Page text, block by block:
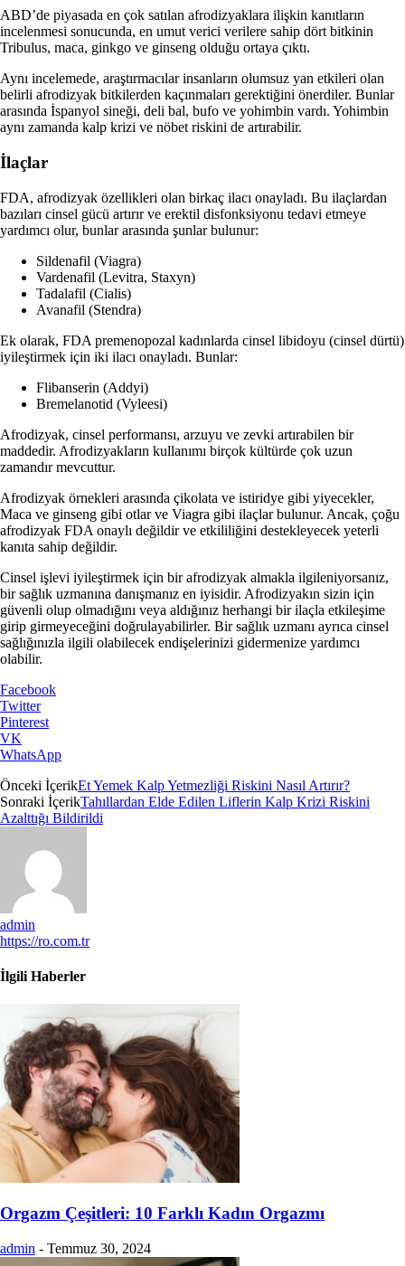
ABD’de piyasada en çok satılan afrodizyaklara ilişkin kanıtların
incelenmesi sonucunda, en umut verici verilere sahip dört bitkinin
Tribulus, maca, ginkgo ve ginseng olduğu ortaya çıktı.
Aynı incelemede, araştırmacılar insanların olumsuz yan etkileri olan
belirli afrodizyak bitkilerden kaçınmaları gerektiğini önerdiler. Bunlar
arasında İspanyol sineği, deli bal, bufo ve yohimbin vardı. Yohimbin
aynı zamanda kalp krizi ve nöbet riskini de artırabilir.
İlaçlar
FDA, afrodizyak özellikleri olan birkaç ilacı onayladı. Bu ilaçlardan
bazıları cinsel gücü artırır ve erektil disfonksiyonu tedavi etmeye
yardımcı olur, bunlar arasında şunlar bulunur:
Sildenafil (Viagra)
Vardenafil (Levitra, Staxyn)
Tadalafil (Cialis)
Avanafil (Stendra)
Ek olarak, FDA premenopozal kadınlarda cinsel libidoyu (cinsel dürtü)
iyileştirmek için iki ilacı onayladı. Bunlar:
Flibanserin (Addyi)
Bremelanotid (Vyleesi)
Afrodizyak, cinsel performansı, arzuyu ve zevki artırabilen bir
maddedir. Afrodizyakların kullanımı birçok kültürde çok uzun
zamandır mevcuttur.
Afrodizyak örnekleri arasında çikolata ve istiridye gibi yiyecekler,
Maca ve ginseng gibi otlar ve Viagra gibi ilaçlar bulunur. Ancak, çoğu
afrodizyak FDA onaylı değildir ve etkililiğini destekleyecek yeterli
kanıta sahip değildir.
Cinsel işlevi iyileştirmek için bir afrodizyak almakla ilgileniyorsanız,
bir sağlık uzmanına danışmanız en iyisidir. Afrodizyakın sizin için
güvenli olup olmadığını veya aldığınız herhangi bir ilaçla etkileşime
girip girmeyeceğini doğrulayabilirler. Bir sağlık uzmanı ayrıca cinsel
sağlığınızla ilgili olabilecek endişelerinizi gidermenize yardımcı
olabilir.
Facebook
Twitter
Pinterest
VK
WhatsApp
Önceki İçerikEt Yemek Kalp Yetmezliği Riskini Nasıl Artırır?
Sonraki İçerikTahıllardan Elde Edilen Liflerin Kalp Krizi Riskini
Azalttığı Bildirildi
admin
https://ro.com.tr
İlgili Haberler
Orgazm Çeşitleri: 10 Farklı Kadın Orgazmı
admin - Temmuz 30, 2024